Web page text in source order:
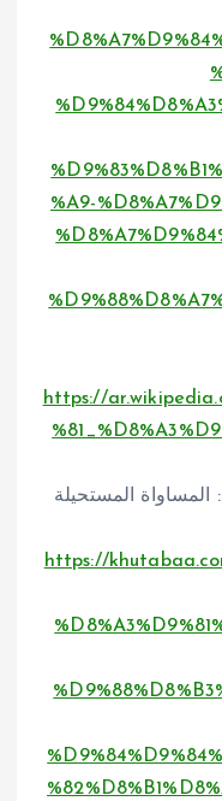
%A9-
https://
المستحيلة
https://